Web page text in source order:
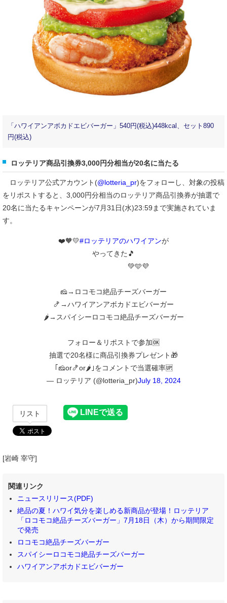
「ハワイアンアボカドエビバーガー」540円(税込)448kcal、セット890
円(税込)
ロッテリア商品引換券3,000円分相当が20名に当たる
ロッテリア公式アカウント(@lotteria_pr)をフォローし、対象の投稿
をリポストすると、3,000円分相当のロッテリア商品引換券が抽選で
20名に当たるキャンペーンが7月31日(水)23:59まで実施されていま
す。
❤️🧡💛#ロッテリアのハワイアンが
やってきた🎵
💚🩵💜
🧀→ロコモコ絶品チーズバーガー
🍤→ハワイアンアボカドエビバーガー
🌶️→スパイシーロコモコ絶品チーズバーガー
フォロー＆リポストで参加🆗
抽選で20名様に商品引換券プレゼント🎁
｢🧀or🍤or🌶️｣をコメントで当選確率🆙
— ロッテリア (@lotteria_pr)July 18, 2024
リスト
[岩崎 宰守]
関連リンク
ニュースリリース(PDF)
絶品の夏！ハワイ気分を楽しめる新商品が登場！ロッテリア
「ロコモコ絶品チーズバーガー」7月18日（木）から期間限定
で発売
ロコモコ絶品チーズバーガー
スパイシーロコモコ絶品チーズバーガー
ハワイアンアボカドエビバーガー